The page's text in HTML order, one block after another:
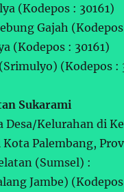
(Kodepos : 30161)
Gajah (Kodepos
(Kodepos : 30161)
(Kodepos :
Sukarami
Desa/Kelurahan di
Palembang,
(Sumsel) :
Jambe) (Kodepos